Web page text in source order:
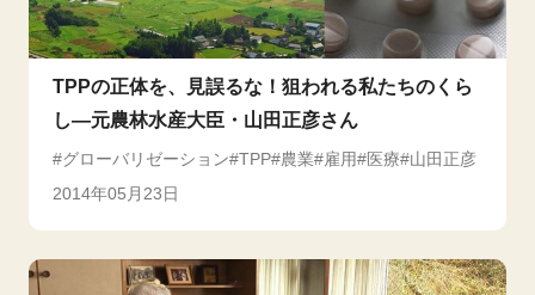
TPPの正体を、見誤るな！狙われる私たちのくら
し―元農林水産大臣・山田正彦さん
グローバリゼーション TPP 農業 雇用 医療
山田正彦
2014年05月23日